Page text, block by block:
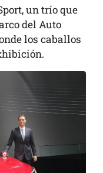
un trío que
del Auto
los caballos